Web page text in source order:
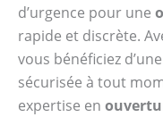
d’urgence pour une
rapide et discrète.
vous bénéficiez
sécurisée à tout
expertise en